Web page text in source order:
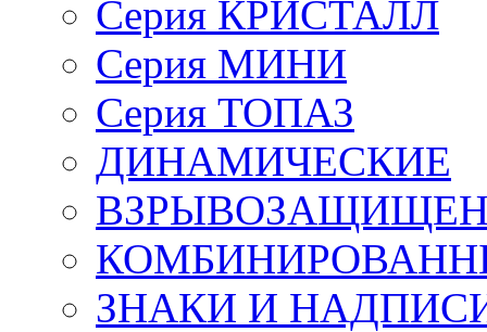
Серия КРИСТАЛЛ
Серия МИНИ
Серия ТОПАЗ
ДИНАМИЧЕСКИЕ
ЗНАКИ И